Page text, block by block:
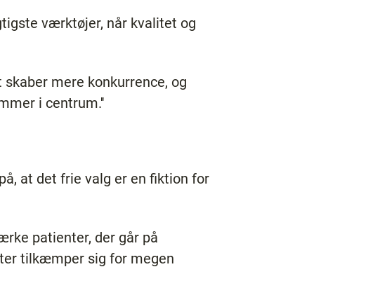
værktøjer, når kvalitet og
mere konkurrence, og
i centrum.''
at det frie valg er en fiktion for
patienter, der går på
tilkæmper sig for megen